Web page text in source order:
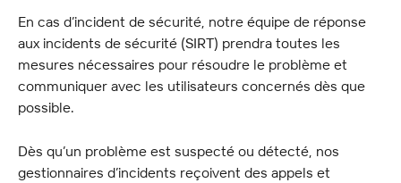
En cas d’incident de sécurité, notre équipe de réponse
aux incidents de sécurité (SIRT) prendra toutes les
mesures nécessaires pour résoudre le problème et
communiquer avec les utilisateurs concernés dès que
possible.
Dès qu’un problème est suspecté ou détecté, nos
gestionnaires d’incidents reçoivent des appels et